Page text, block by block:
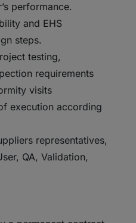
performance.
and EHS
steps.
testing,
requirements
visits
execution according
representatives,
QA, Validation,